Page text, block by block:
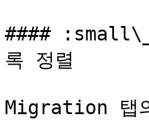
####
록 정렬
Migration 탭